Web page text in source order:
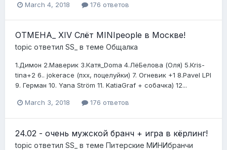
March 4, 2018 176 ответов
ОТМЕНА_ XIV Слёт MINIpeople в Москве!
topic ответил SS_ в теме Общалка
1.Димон 2.Маверик 3.Катя_Doma 4.ЛёБелова (Оля) 5.Кris-
tina+2 6.. jokerace (пхх, поцелуйки) 7. Огневик +1 8.Pavel LPI
9. Герман 10. Yana Ström 11. KatiaGraf + собачка) 12...
March 3, 2018 176 ответов
24.02 - очень мужской бранч + игра в кёрлинг!
topic ответил SS_ в теме Питерские МИНИбранчи